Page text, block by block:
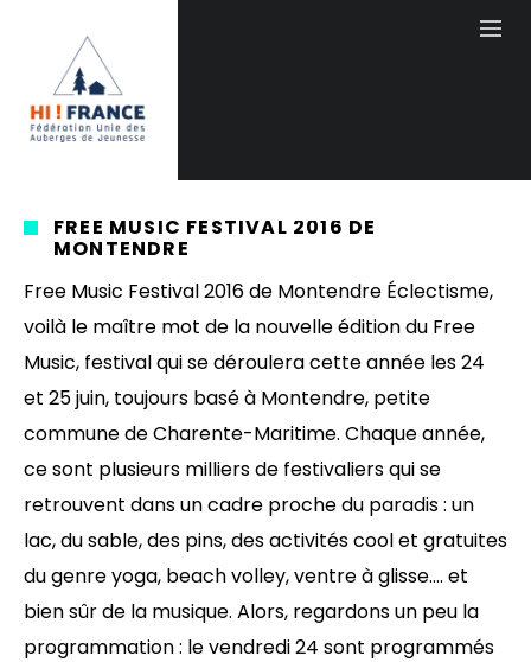
FREE MUSIC FESTIVAL 2016 DE
MONTENDRE
Free Music Festival 2016 de Montendre Éclectisme,
voilà le maître mot de la nouvelle édition du Free
Music, festival qui se déroulera cette année les 24
et 25 juin, toujours basé à Montendre, petite
commune de Charente-Maritime. Chaque année,
ce sont plusieurs milliers de festivaliers qui se
retrouvent dans un cadre proche du paradis : un
lac, du sable, des pins, des activités cool et gratuites
du genre yoga, beach volley, ventre à glisse…. et
bien sûr de la musique. Alors, regardons un peu la
programmation : le vendredi 24 sont programmés